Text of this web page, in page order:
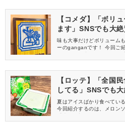
【コメダ】「ボリ
ます」SNSでも大
だよ♡
味も大事だけどボリューム
ーのganganです！ 今回ご
る味をレビューします♪
【ロッテ】「全国
してる」SNSでも
気でウマいよ
夏はアイスばかり食べてい
今回紹介するのは、メロン